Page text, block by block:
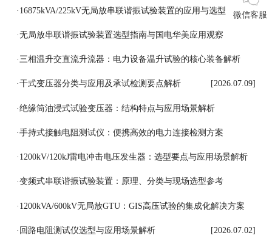
[2026.07.14]
· 16875kVA/225kV无局放串联谐振试验装置的应用与选型
[2026.07.13]
·无局放串联谐振试验装置选型指南与国电华美应用观察
[2026.07.11]
·三相温升交直流升流器：电力设备温升试验的核心装备解析
[2026.07.10]
·干式变压器分类与应用及承试检测要点解析 [2026.07.09]
·绝缘筒油浸式试验变压器：结构特点与应用场景解析
[2026.07.08]
·手持式接触电阻测试仪：便携高效的电力连接检测方案
[2026.07.07]
· 1200kV/120kJ雷电冲击电压发生器：选型要点与应用场景解析
[2026.07.06]
·变频式串联谐振试验装置：原理、分类与现场选型参考
[2026.07.03]
· 1200kVA/600kV无局放GTU：GIS高压试验的集成化解决方案
[2026.07.03]
· 回路电阻测试仪选型与应用场景解析 [2026.07.02]
微信客服